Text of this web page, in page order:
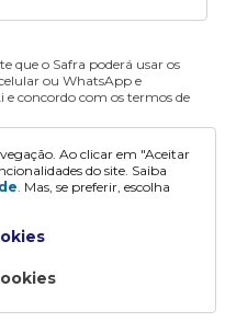
que o Safra poderá usar os
ou WhatsApp e
e concordo com os termos de
Ao clicar em "Aceitar
do site. Saiba
. Mas, se preferir, escolha